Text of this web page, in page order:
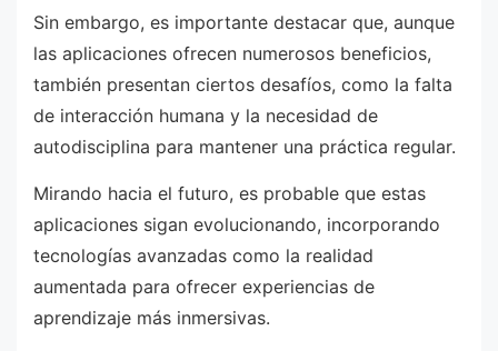
Sin embargo, es importante destacar que, aunque
las aplicaciones ofrecen numerosos beneficios,
también presentan ciertos desafíos, como la falta
de interacción humana y la necesidad de
autodisciplina para mantener una práctica regular.
Mirando hacia el futuro, es probable que estas
aplicaciones sigan evolucionando, incorporando
tecnologías avanzadas como la realidad
aumentada para ofrecer experiencias de
aprendizaje más inmersivas.